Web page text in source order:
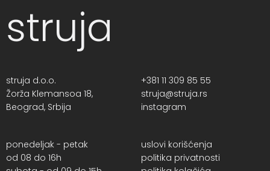
struja
struja d.o.o.
Žorža Klemansoa 18,
Beograd, Srbija
+381 11 309 85 55
struja@struja.rs
instagram
ponedeljak - petak
od 08 do 16h
uslovi korišćenja
politika privatnosti